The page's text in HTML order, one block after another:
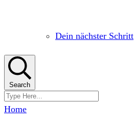
Dein nächster Schritt
Search
Home